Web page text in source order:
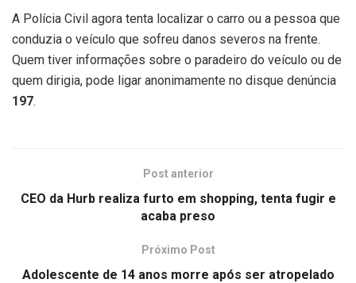
A Polícia Civil agora tenta localizar o carro ou a pessoa que
conduzia o veículo que sofreu danos severos na frente.
Quem tiver informações sobre o paradeiro do veículo ou de
quem dirigia, pode ligar anonimamente no disque denúncia
197.
Post anterior
CEO da Hurb realiza furto em shopping, tenta fugir e
acaba preso
Próximo Post
Adolescente de 14 anos morre após ser atropelado